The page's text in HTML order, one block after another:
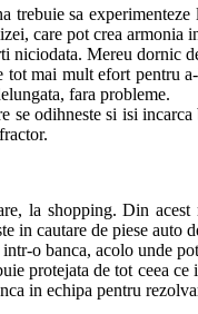
sa
care pot crea armonia
Mereu dornic
mai mult efort
fara probleme.
odihneste si isi
la shopping. Din
in cautare de piese auto
o banca, acolo unde
protejata de tot ceea
in echipa pentru